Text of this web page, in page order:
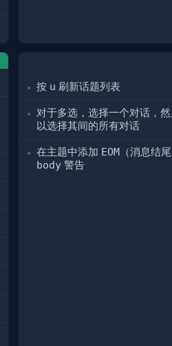
按 u 刷新话题列表
对于多选，选择一个对话，
以选择其间的所有对话
在主题中添加 EOM （消息结
body 警告